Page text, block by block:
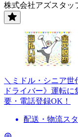
株式会社アズスタッ
＼ミドル・シニア
ドライバー》運転
要・電話登録OK！
配送・物流ス